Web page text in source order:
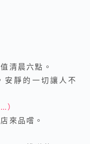
清晨六點。
靜的一切讓人不
）
來品嚐 。